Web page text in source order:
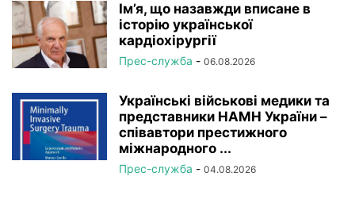
Ім’я, що назавжди вписане в
історію української
кардіохірургії
Прес-служба - 06.08.2026
Українські військові медики та
представники НАМН України –
співавтори престижного
міжнародного ...
Прес-служба - 04.08.2026